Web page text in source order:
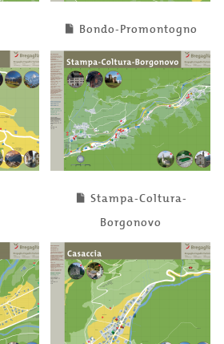
Bondo-Promontogno
Stampa-Coltura-
Borgonovo